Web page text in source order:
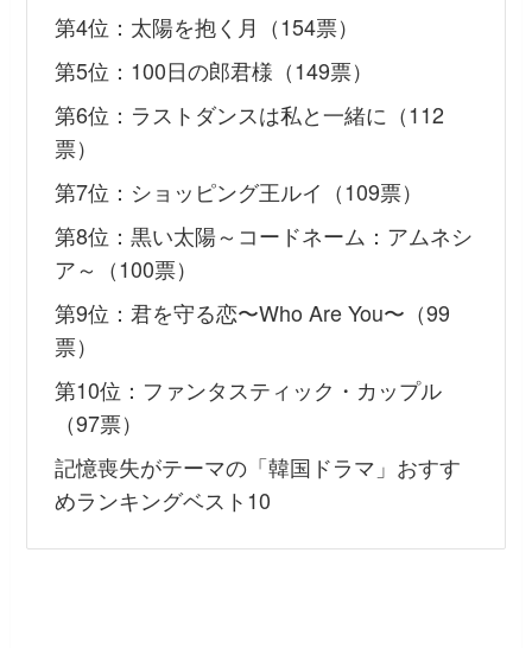
第4位：太陽を抱く月（154票）
第5位：100日の郎君様（149票）
第6位：ラストダンスは私と一緒に（112
票）
第7位：ショッピング王ルイ（109票）
第8位：黒い太陽～コードネーム：アムネシ
ア～（100票）
第9位：君を守る恋〜Who Are You〜（99
票）
第10位：ファンタスティック・カップル
（97票）
記憶喪失がテーマの「韓国ドラマ」おすす
めランキングベスト10